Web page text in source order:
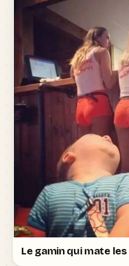
Le gamin qui mate